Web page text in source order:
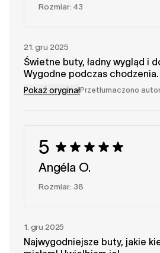
Rozmiar: 43
21. gru 2025
Świetne buty, ładny wygląd i
Wygodne podczas chodzenia.
Pokaż oryginałPrzetłumaczono
5
Angéla O.
Rozmiar: 38
1. gru 2025
Najwygodniejsze buty, jakie